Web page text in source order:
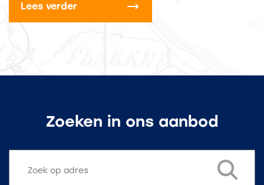
Lees verder
Zoeken in ons aanbod